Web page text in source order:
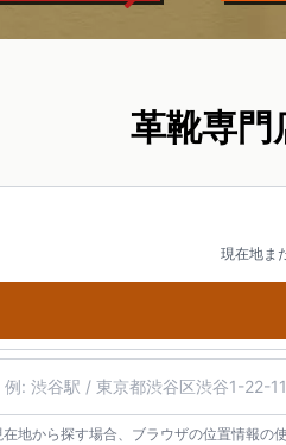
革靴専門
現在地ま
在地から探す場合、ブラウザの位置情報の